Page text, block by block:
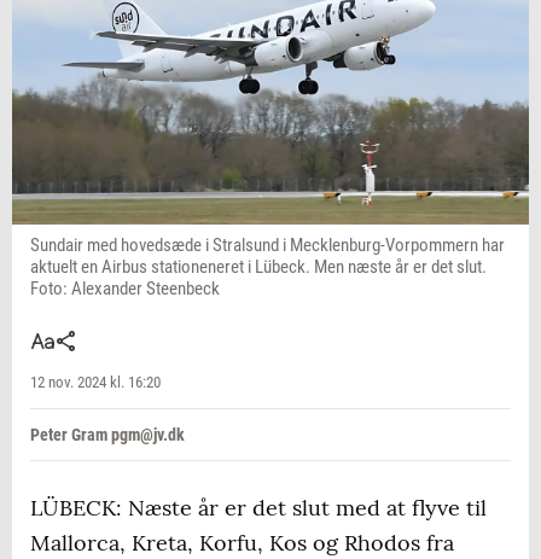
Sundair med hovedsæde i Stralsund i Mecklenburg-Vorpommern har
aktuelt en Airbus stationeneret i Lübeck. Men næste år er det slut.
Foto: Alexander Steenbeck
12 nov. 2024 kl. 16:20
Peter Gram pgm@jv.dk
LÜBECK: Næste år er det slut med at flyve til
Mallorca, Kreta, Korfu, Kos og Rhodos fra